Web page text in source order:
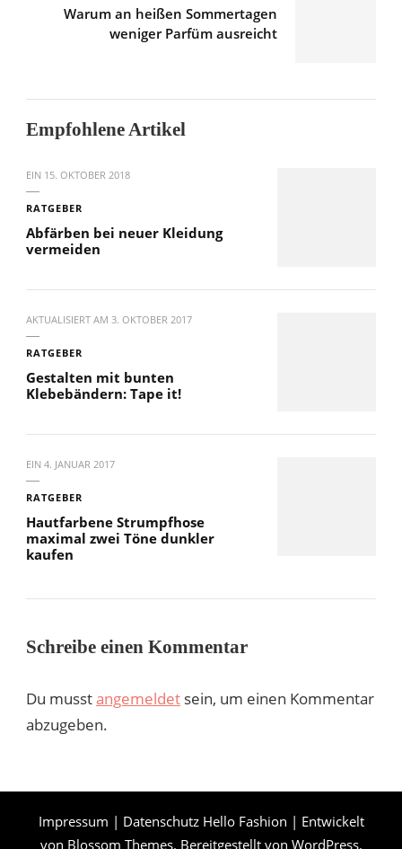
Warum an heißen Sommertagen
weniger Parfüm ausreicht
Empfohlene Artikel
EIN 15. OKTOBER 2018
RATGEBER
Abfärben bei neuer Kleidung
vermeiden
AKTUALISIERT AM 3. OKTOBER 2017
RATGEBER
Gestalten mit bunten
Klebebändern: Tape it!
EIN 4. JANUAR 2017
RATGEBER
Hautfarbene Strumpfhose
maximal zwei Töne dunkler
kaufen
Schreibe einen Kommentar
Du musstangemeldet sein, um einen Kommentar
abzugeben.
Impressum | DatenschutzHello Fashion | Entwickelt
von Blossom Themes. Bereitgestellt von WordPress.